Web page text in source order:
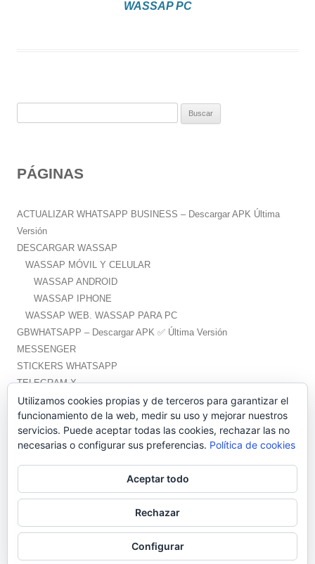
WASSAP PC
a
:
PÁGINAS
ACTUALIZAR WHATSAPP BUSINESS – Descargar APK Última
Versión
DESCARGAR WASSAP
WASSAP MÓVIL Y CELULAR
WASSAP ANDROID
WASSAP IPHONE
WASSAP WEB. WASSAP PARA PC
GBWHATSAPP – Descargar APK ✅️ Última Versión
MESSENGER
STICKERS WHATSAPP
TELEGRAM X
WHATSAPP PLUS – Descargar APK ✅️ Última Versión
Wassap.net proporciona ayuda no oficial para la aplicación WhatsApp.
La marca pertenece a Facebook y no tenemos relación alguna con ella.
Política de Cookies||Política de privacidad||Aviso legal y quiénes somos
Utilizamos cookies propias y de terceros para garantizar el
funcionamiento de la web, medir su uso y mejorar nuestros
servicios. Puede aceptar todas las cookies, rechazar las no
necesarias o configurar sus preferencias. Política de cookies
Aceptar todo
Rechazar
Configurar